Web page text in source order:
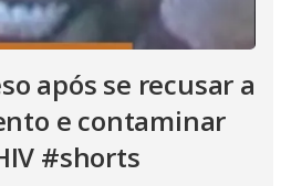
após se recusar a
e contaminar
#shorts